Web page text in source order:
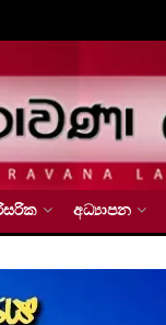
අධ්‍යාපන